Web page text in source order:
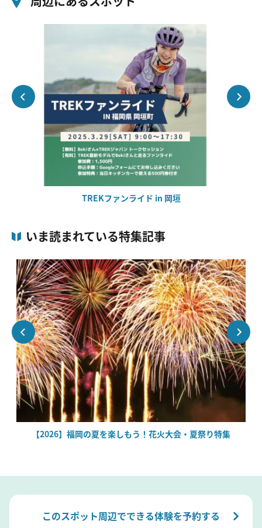
TREKファンライド in 岡垣
いま読まれている特集記事
【2026】福岡の夏を楽しもう！花火大会・夏祭り特集
このスポット周辺でできる体験を予約する